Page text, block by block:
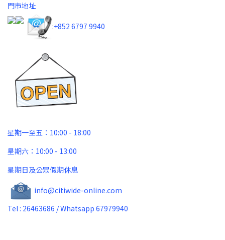
門市地址
:+852 6797 9940​
星期一至五：10:00 - 18:00
星期六：10:00 - 13:00
星期日及公眾假期休息
info@citiwide-online.com
Tel : 26463686 / Whatsapp 67979940